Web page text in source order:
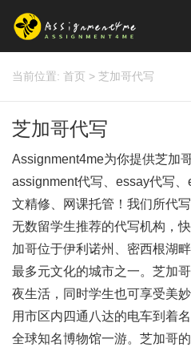
当前位置: 首页 > 芝加哥代写
芝加哥代写
Assignment4me为你提供芝加
assignment代写、essay代写
文精修、网课托管！我们所代
无数留学生推荐的代写机构，
加哥位于伊利诺州、密西根湖
最多元文化的城市之一。芝加
夜生活，同时学生也可享受美
用市区内四通八达的电车到着
全球知名博物馆一游。芝加哥